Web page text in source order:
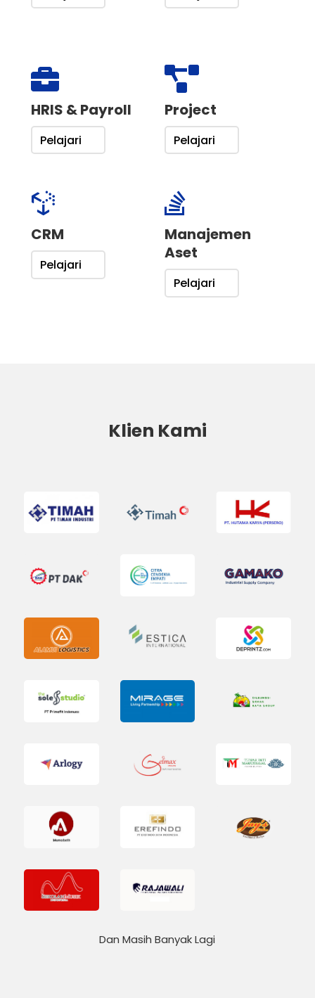

HRIS & Payroll
Pelajari

Project
Pelajari

CRM
Pelajari

Manajemen
Aset
Pelajari
Klien Kami
Dan Masih Banyak Lagi